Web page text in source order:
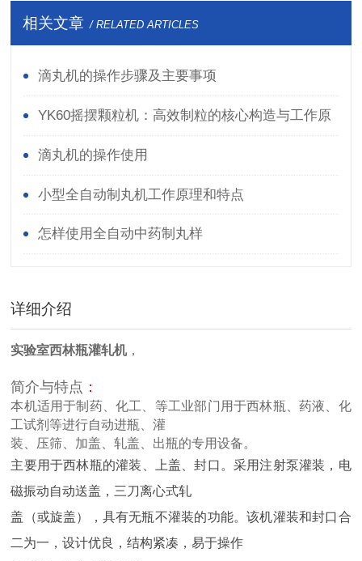
相关文章 / RELATED ARTICLES
滴丸机的操作步骤及主要事项
YK60摇摆颗粒机：高效制粒的核心构造与工作原
理解析
滴丸机的操作使用
小型全自动制丸机工作原理和特点
怎样使用全自动中药制丸样
详细介绍
实验室西林瓶灌轧机 ，
简介与特点 ：
本机适用于制药、化工、等工业部门用于西林瓶 、药液、化
工试剂等进行自动进瓶、灌
装、 压筛、 加盖、轧盖、出瓶的专用设备。
主要用于西林瓶的灌装、上盖、封口。采用注射泵灌装，电
磁振动自动送盖，三刀离心式轧
盖（或旋盖），具有无瓶不灌装的功能。该机灌装和封口合
二为一，设计优良，结构紧凑，易于操作